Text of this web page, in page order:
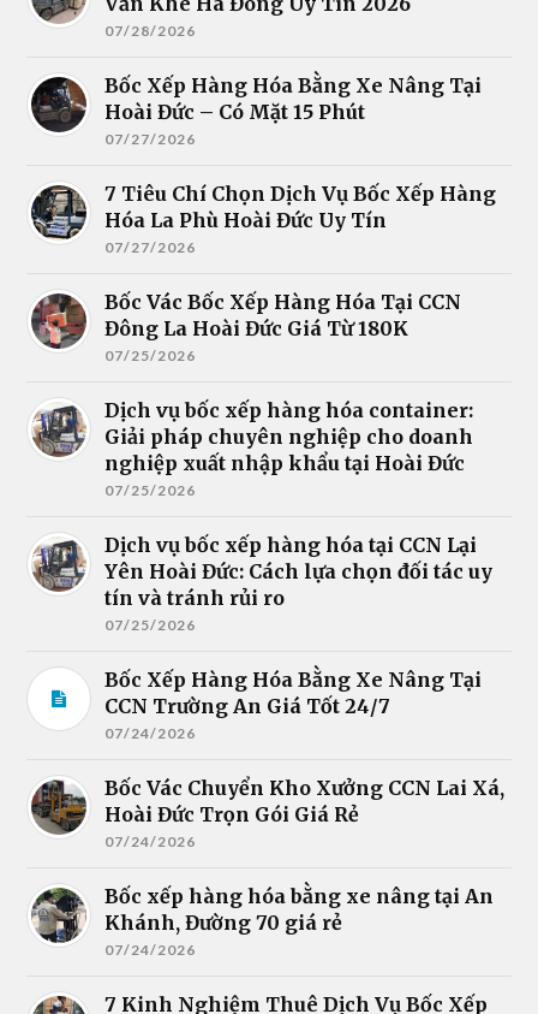
07/28/2026
Bốc Xếp Hàng Hóa Bằng Xe Nâng Tại
Hoài Đức – Có Mặt 15 Phút
07/27/2026
7 Tiêu Chí Chọn Dịch Vụ Bốc Xếp Hàng
Hóa La Phù Hoài Đức Uy Tín
07/27/2026
Bốc Vác Bốc Xếp Hàng Hóa Tại CCN
Đông La Hoài Đức Giá Từ 180K
07/25/2026
Dịch vụ bốc xếp hàng hóa container:
Giải pháp chuyên nghiệp cho doanh
nghiệp xuất nhập khẩu tại Hoài Đức
07/25/2026
Dịch vụ bốc xếp hàng hóa tại CCN Lại
Yên Hoài Đức: Cách lựa chọn đối tác uy
tín và tránh rủi ro
07/25/2026
Bốc Xếp Hàng Hóa Bằng Xe Nâng Tại
CCN Trường An Giá Tốt 24/7
07/24/2026
Bốc Vác Chuyển Kho Xưởng CCN Lai Xá,
Hoài Đức Trọn Gói Giá Rẻ
07/24/2026
Bốc xếp hàng hóa bằng xe nâng tại An
Khánh, Đường 70 giá rẻ
07/24/2026
7 Kinh Nghiệm Thuê Dịch Vụ Bốc Xếp